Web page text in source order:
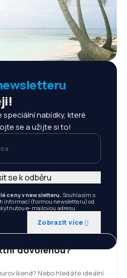
nabídky, které
se a užijte si to!
ceny v newsletteru. Souhlasím s
informací (formou newsletteru) od
e-mailovou adresu.
Zobrazit více
se k odběru
dovolenou?
Nebo hledáte ideální